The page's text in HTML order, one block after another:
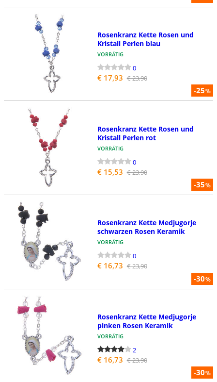
-25%
Rosenkranz Kette Rosen und
Kristall Perlen blau
VORRÄTIG
0
€ 17,93 € 23,90
-35%
Rosenkranz Kette Rosen und
Kristall Perlen rot
VORRÄTIG
0
€ 15,53 € 23,90
-30%
Rosenkranz Kette Medjugorje
schwarzen Rosen Keramik
VORRÄTIG
0
€ 16,73 € 23,90
-30%
Rosenkranz Kette Medjugorje
pinken Rosen Keramik
VORRÄTIG
2
€ 16,73 € 23,90